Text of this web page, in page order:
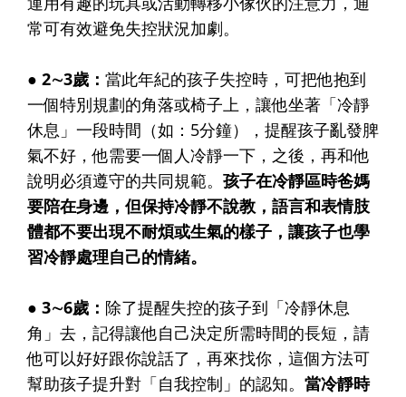
常可有效避免失控狀況加劇。
● 2∼3歲： 當此年紀的孩子失控時，可把他抱到
一個特別規劃的角落或椅子上，讓他坐著「冷靜
休息」一段時間（如：5分鐘），提醒孩子亂發脾
氣不好，他需要一個人冷靜一下，之後，再和他
說明必須遵守的共同規範。 孩子在冷靜區時爸媽
要陪在身邊，但保持冷靜不說教，語言和表情肢
體都不要出現不耐煩或生氣的樣子，讓孩子也學
習冷靜處理自己的情緒。
● 3∼6歲： 除了提醒失控的孩子到「冷靜休息
角」去，記得讓他自己決定所需時間的長短，請
他可以好好跟你說話了，再來找你，這個方法可
幫助孩子提升對「自我控制」的認知。 當冷靜時